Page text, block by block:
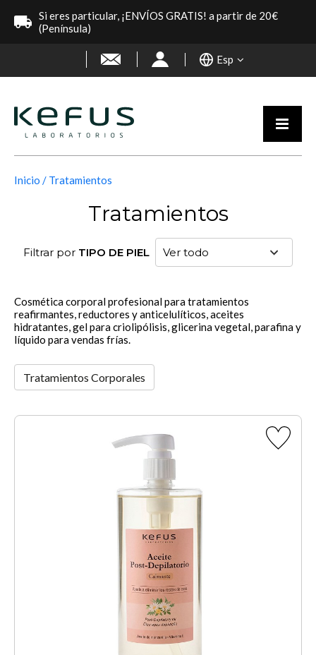
Si eres particular, ¡ENVÍOS GRATIS! a partir de 20€
(Península)
Esp
Inicio Tratamientos
Tratamientos
Filtrar por TIPO DE PIEL
Cosmética corporal profesional para tratamientos
reafirmantes, reductores y anticelulíticos, aceites
hidratantes, gel para criolipólisis, glicerina vegetal, parafina y
líquido para vendas frías.
Tratamientos Corporales